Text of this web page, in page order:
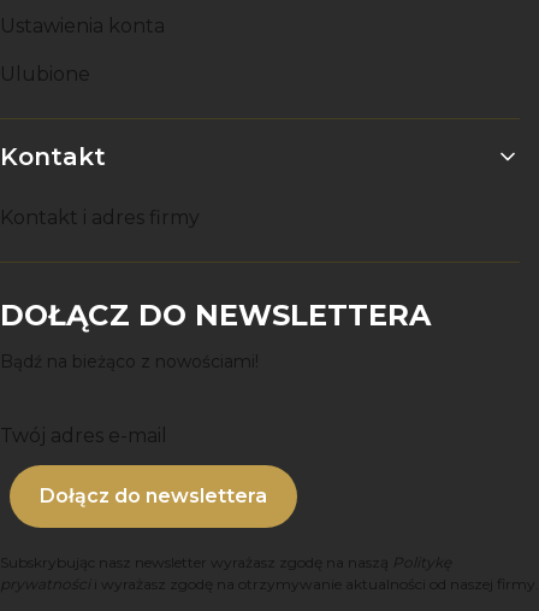
Ustawienia konta
Ulubione
Kontakt
Kontakt i adres firmy
DOŁĄCZ DO NEWSLETTERA
Bądź na bieżąco z nowościami!
Twój adres e-mail
Dołącz do newslettera
Subskrybując nasz newsletter wyrażasz zgodę na naszą Politykę
prywatności
i wyrażasz zgodę na otrzymywanie aktualności od naszej firmy.